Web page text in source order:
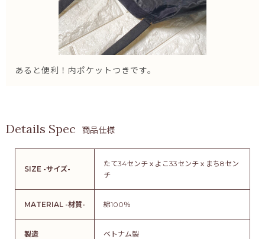
あると便利！内ポケットつきです。
商品仕様
SIZE -サイズ-
たて34センチｘよこ33センチｘまち8セン
チ
MATERIAL -材質- 綿100％
製造 ベトナム製